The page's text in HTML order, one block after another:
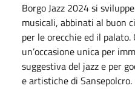
Borgo Jazz 2024 si
musicali, abbinati al buon
per le orecchie ed il
un’occasione unica per
suggestiva del jazz e per
e artistiche di Sansepolcro.